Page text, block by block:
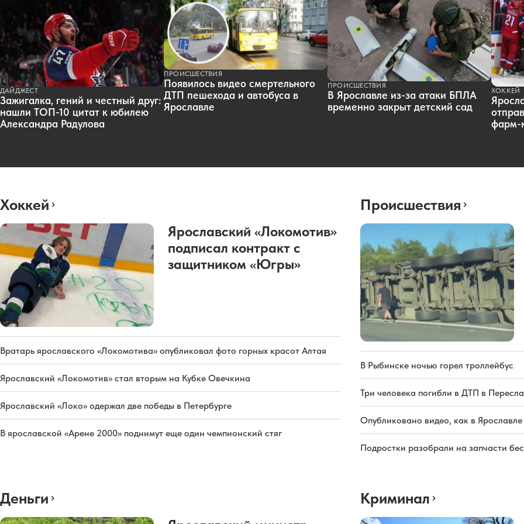
ДАЙДЖЕСТ
Зажигалка, гений и честный друг:
нашли ТОП-10 цитат к юбилею
Александра Радулова
ПРОИСШЕСТВИЯ
Появилось видео смертельного
ДТП пешехода и автобуса в
Ярославле
ПРОИСШЕСТВИЯ
В Ярославле из-за атаки БПЛА
временно закрыт детский сад
ХОККЕЙ
фарм-
Хоккей
Ярославский «Локомотив»
подписал контракт с
защитником «Югры»
Вратарь ярославского «Локомотива» опубликовал фото горных красот Алтая
Ярославский «Локомотив» стал вторым на Кубке Овечкина
Ярославский «Локо» одержал две победы в Петербурге
В ярославской «Арене 2000» поднимут еще один чемпионский стяг
Происшествия
В Рыбинске ночью горел троллейбус
Три человека погибли в ДТП в
Опубликовано видео, как в
Подростки разобрали на запчасти
Деньги Криминал